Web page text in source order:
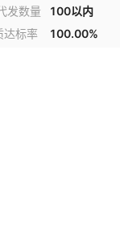
发数量 100以内
达标率
100.00%